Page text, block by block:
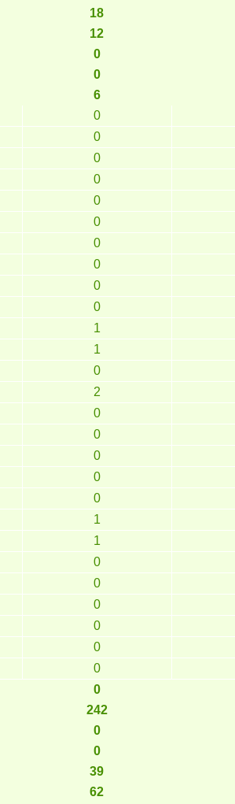
18
12
0
0
6
0
0
0
0
0
0
0
0
0
0
1
1
0
2
0
0
0
0
0
1
1
0
0
0
0
0
0
0
242
0
0
39
62